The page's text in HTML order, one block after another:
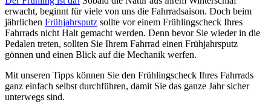
erwacht, beginnt für viele von uns die Fahrradsaison. Doch beim
jährlichen Frühjahrsputz sollte vor einem Frühlingscheck Ihres
Fahrrads nicht Halt gemacht werden. Denn bevor Sie wieder in die
Pedalen treten, sollten Sie Ihrem Fahrrad einen Frühjahrsputz
gönnen und einen Blick auf die Mechanik werfen.
Mit unseren Tipps können Sie den Frühlingscheck Ihres Fahrrads
ganz einfach selbst durchführen, damit Sie das ganze Jahr sicher
unterwegs sind.